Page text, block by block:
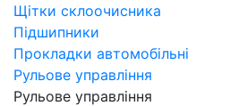
Щітки склоочисника
Підшипники
Прокладки автомобільні
Рульове управління
Рульове управління